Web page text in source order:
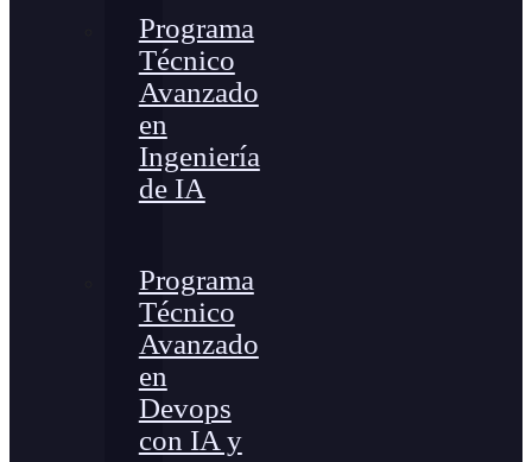
Programa
Técnico
Avanzado
en
Ingeniería
de IA
Programa
Técnico
Avanzado
en
Devops
con IA y